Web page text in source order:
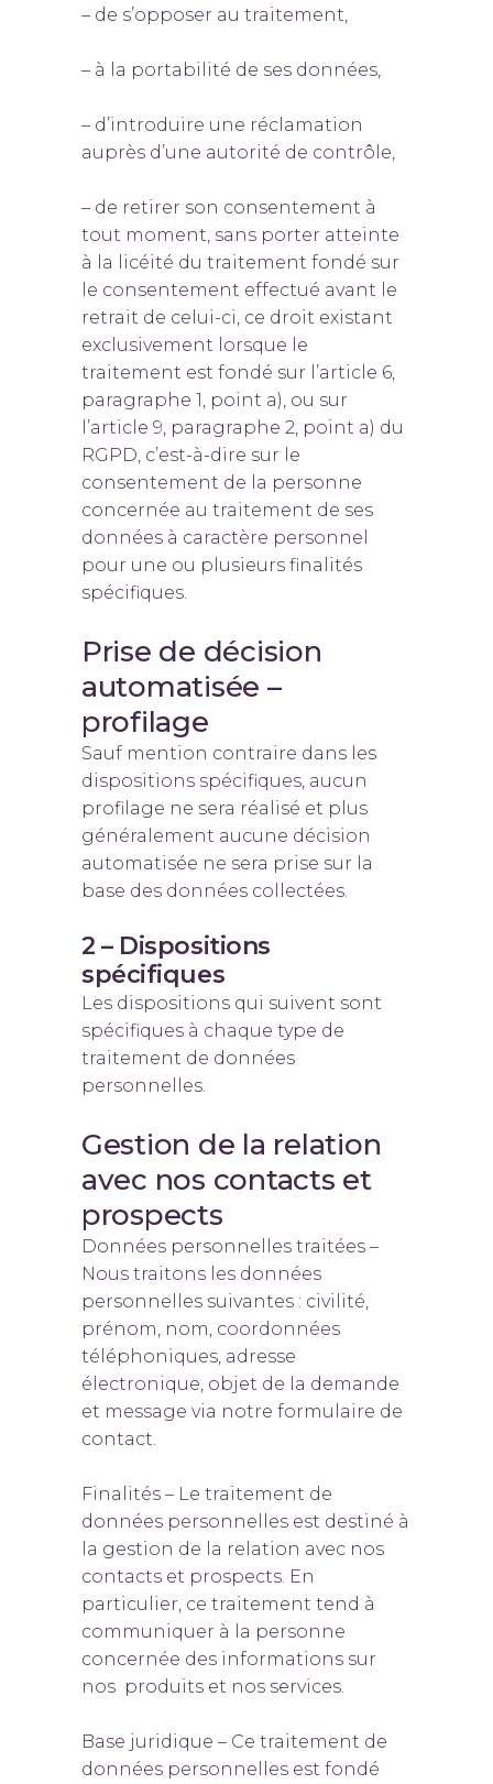
– de s’opposer au traitement,
– à la portabilité de ses données,
– d’introduire une réclamation
auprès d’une autorité de contrôle,
– de retirer son consentement à
tout moment, sans porter atteinte
à la licéité du traitement fondé sur
le consentement effectué avant le
retrait de celui-ci, ce droit existant
exclusivement lorsque le
traitement est fondé sur l’article 6,
paragraphe 1, point a), ou sur
l’article 9, paragraphe 2, point a) du
RGPD, c’est-à-dire sur le
consentement de la personne
concernée au traitement de ses
données à caractère personnel
pour une ou plusieurs finalités
spécifiques.
Prise de décision
automatisée –
profilage
Sauf mention contraire dans les
dispositions spécifiques, aucun
profilage ne sera réalisé et plus
généralement aucune décision
automatisée ne sera prise sur la
base des données collectées.
2 – Dispositions
spécifiques
Les dispositions qui suivent sont
spécifiques à chaque type de
traitement de données
personnelles.
Gestion de la relation
avec nos contacts et
prospects
Données personnelles traitées –
Nous traitons les données
personnelles suivantes : civilité,
prénom, nom, coordonnées
téléphoniques, adresse
électronique, objet de la demande
et message via notre formulaire de
contact.
Finalités – Le traitement de
données personnelles est destiné à
la gestion de la relation avec nos
contacts et prospects. En
particulier, ce traitement tend à
communiquer à la personne
concernée des informations sur
nos produits et nos services.
Base juridique – Ce traitement de
données personnelles est fondé